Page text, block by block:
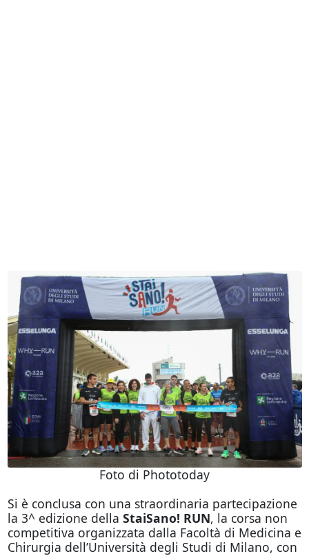
Foto di Phototoday
Si è conclusa con una straordinaria partecipazione
la 3^ edizione della StaiSano! RUN, la corsa non
competitiva organizzata dalla Facoltà di Medicina e
Chirurgia dell’Università degli Studi di Milano, con